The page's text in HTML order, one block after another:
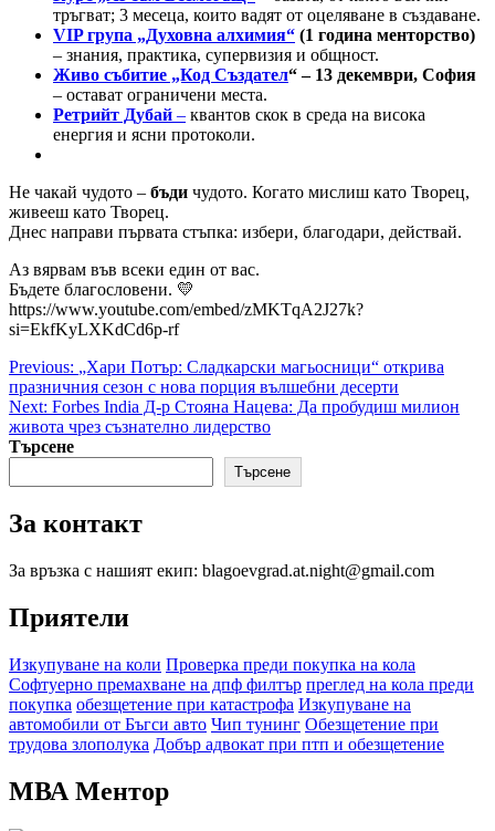
тръгват; 3 месеца, които вадят от оцеляване в създаване.
VIP група „Духовна алхимия“ (1 година менторство)
– знания, практика, супервизия и общност.
Живо събитие „Код Създател“ – 13 декември, София
– остават ограничени места.
Ретрийт Дубай – квантов скок в среда на висока
енергия и ясни протоколи.
Не чакай чудото – бъди чудото. Когато мислиш като Творец,
живееш като Творец.
Днес направи първата стъпка: избери, благодари, действай.
Аз вярвам във всеки един от вас.
Бъдете благословени. 💛
https://www.youtube.com/embed/zMKTqA2J27k?
si=EkfKyLXKdCd6p-rf
Post
navigation
Previous: „Хари Потър: Сладкарски магьосници“ открива
празничния сезон с нова порция вълшебни десерти
Next: Forbes India Д-р Стояна Нацева: Да пробудиш милион
живота чрез съзнателно лидерство
Търсене
Търсене
За контакт
За връзка с нашият екип: blagoevgrad.at.night@gmail.com
Приятели
Изкупуване на коли Проверка преди покупка на кола
Софтуерно премахване на дпф филтър преглед на кола преди
покупка обезщетение при катастрофа Изкупуване на
автомобили от Бъгси авто Чип тунинг Обезщетение при
трудова злополука Добър адвокат при птп и обезщетение
МВА Ментор